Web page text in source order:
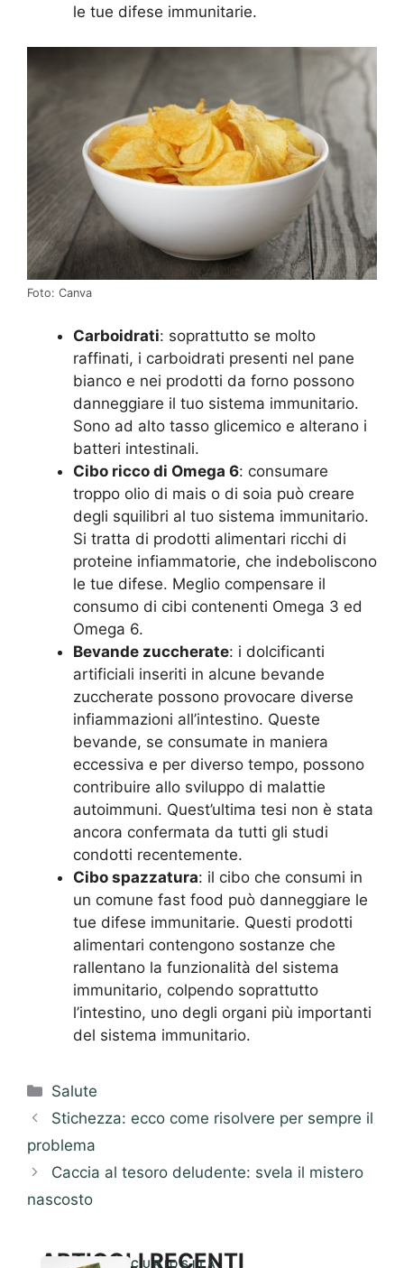
le tue difese immunitarie.
Foto: Canva
Carboidrati: soprattutto se molto
raffinati, i carboidrati presenti nel pane
bianco e nei prodotti da forno possono
danneggiare il tuo sistema immunitario.
Sono ad alto tasso glicemico e alterano i
batteri intestinali.
Cibo ricco di Omega 6: consumare
troppo olio di mais o di soia può creare
degli squilibri al tuo sistema immunitario.
Si tratta di prodotti alimentari ricchi di
proteine infiammatorie, che indeboliscono
le tue difese. Meglio compensare il
consumo di cibi contenenti Omega 3 ed
Omega 6.
Bevande zuccherate: i dolcificanti
artificiali inseriti in alcune bevande
zuccherate possono provocare diverse
infiammazioni all’intestino. Queste
bevande, se consumate in maniera
eccessiva e per diverso tempo, possono
contribuire allo sviluppo di malattie
autoimmuni. Quest’ultima tesi non è stata
ancora confermata da tutti gli studi
condotti recentemente.
Cibo spazzatura: il cibo che consumi in
un comune fast food può danneggiare le
tue difese immunitarie. Questi prodotti
alimentari contengono sostanze che
rallentano la funzionalità del sistema
immunitario, colpendo soprattutto
l’intestino, uno degli organi più importanti
del sistema immunitario.
Categorie
Salute
Stichezza: ecco come risolvere per sempre il
problema
Caccia al tesoro deludente: svela il mistero
nascosto
ARTICOLI RECENTI
CURIOSITÀ